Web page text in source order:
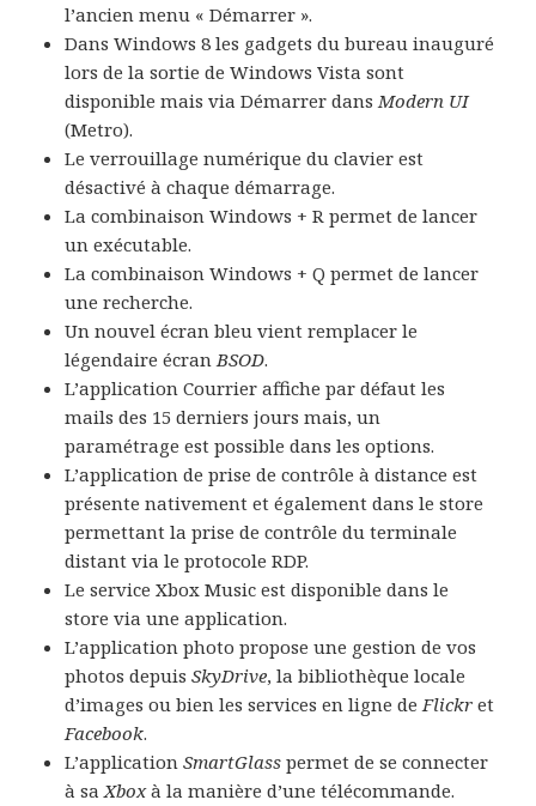
l’ancien menu « Démarrer ».
Dans Windows 8 les gadgets du bureau inauguré
lors de la sortie de Windows Vista sont
disponible mais via Démarrer dans Modern UI
(Metro).
Le verrouillage numérique du clavier est
désactivé à chaque démarrage.
La combinaison Windows + R permet de lancer
un exécutable.
La combinaison Windows + Q permet de lancer
une recherche.
Un nouvel écran bleu vient remplacer le
légendaire écran BSOD.
L’application Courrier affiche par défaut les
mails des 15 derniers jours mais, un
paramétrage est possible dans les options.
L’application de prise de contrôle à distance est
présente nativement et également dans le store
permettant la prise de contrôle du terminale
distant via le protocole RDP.
Le service Xbox Music est disponible dans le
store via une application.
L’application photo propose une gestion de vos
photos depuisSkyDrive, la bibliothèque locale
d’images ou bien les services en ligne de Flickr et
Facebook.
L’applicationSmartGlass permet de se connecter
à sa Xboxà la manière d’une télécommande.